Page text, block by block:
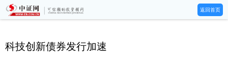
返回首页
科技创新债券发行加速